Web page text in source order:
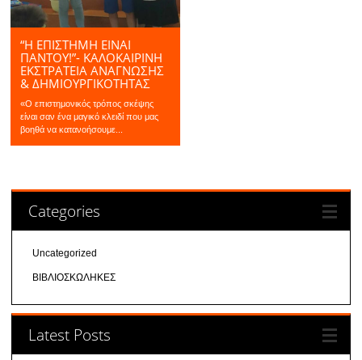
“Η ΕΠΙΣΤΗΜΗ ΕΙΝΑΙ
ΠΑΝΤΟΥ!”- ΚΑΛΟΚΑΙΡΙΝΉ
ΕΚΣΤΡΑΤΕΊΑ ΑΝΆΓΝΩΣΗΣ
& ΔΗΜΙΟΥΡΓΙΚΌΤΗΤΑΣ
«Ο επιστημονικός τρόπος σκέψης
είναι σαν ένα μαγικό κλειδί που μας
βοηθά να κατανοήσουμε...
Categories
Uncategorized
ΒΙΒΛΙΟΣΚΩΛΗΚΕΣ
Latest Posts